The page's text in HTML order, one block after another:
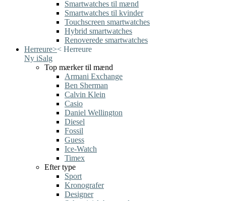
Smartwatches til mænd
Smartwatches til kvinder
Touchscreen smartwatches
Hybrid smartwatches
Renoverede smartwatches
Herreure>< Herreure
Ny iSalg
Top mærker til mænd
Armani Exchange
Ben Sherman
Calvin Klein
Casio
Daniel Wellington
Diesel
Fossil
Guess
Ice-Watch
Timex
Efter type
Sport
Kronografer
Designer